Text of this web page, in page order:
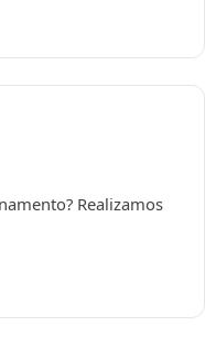
Realizamos